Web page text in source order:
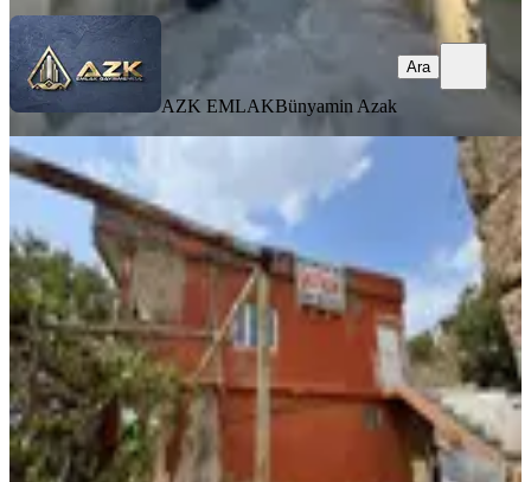
AZK EMLAKBünyamin Azak
Ara
Sürer Emlak'tan Satılık 2 Katlı
Müstakil Evimiz
Artuklu, Diyarbakır Kapı Mahallesi
· 600 m²·09.01.2026
6.000.000 ₺
SÜRER EMLAKAbdurrahman Sürer
Ara